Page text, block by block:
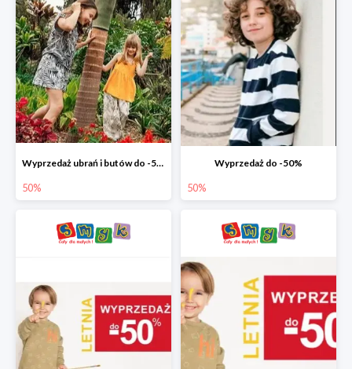
Wyprzedaż ubrań i butów do -50%
50%
Wyprzedaż do -50%
50%